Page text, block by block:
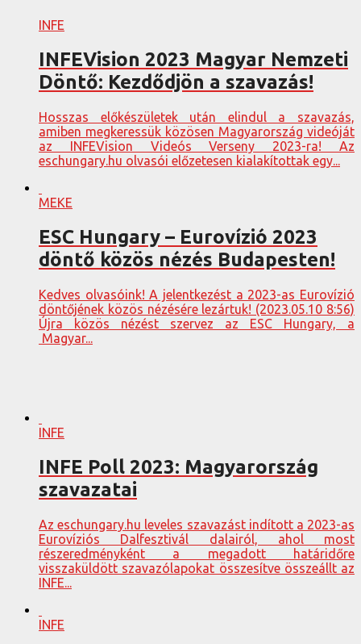
INFE
INFEVision 2023 Magyar Nemzeti
Döntő: Kezdődjön a szavazás!
Hosszas előkészületek után elindul a szavazás,
amiben megkeressük közösen Magyarország videóját
az INFEVision Videós Verseny 2023-ra! Az
eschungary.hu olvasói előzetesen kialakítottak egy...
MEKE
ESC Hungary – Eurovízió 2023
döntő közös nézés Budapesten!
Kedves olvasóink! A jelentkezést a 2023-as Eurovízió
döntőjének közös nézésére lezártuk! (2023.05.10 8:56)
Újra közös nézést szervez az ESC Hungary, a
Magyar...
INFE
INFE Poll 2023: Magyarország
szavazatai
Az eschungary.hu leveles szavazást indított a 2023-as
Eurovíziós Dalfesztivál dalairól, ahol most
részeredményként a megadott határidőre
visszaküldött szavazólapokat összesítve összeállt az
INFE...
INFE